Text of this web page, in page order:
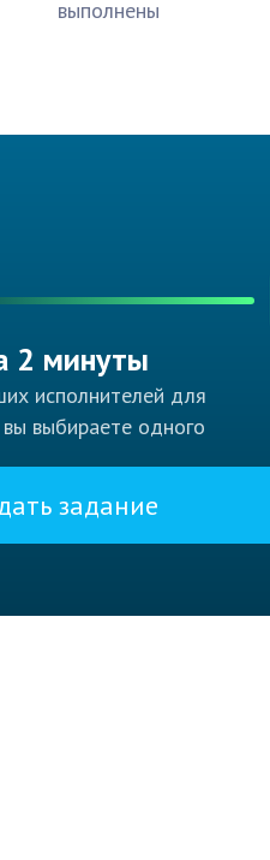
выполнены
2 минуты
исполнителей для
выбираете одного
задание